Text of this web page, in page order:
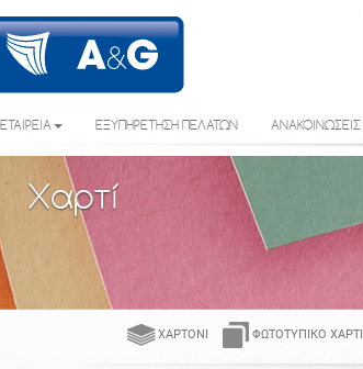
ΕΤΑΙΡΕΙΑ ΕΞΥΠΗΡΕΤΗΣΗ ΠΕΛΑΤΩΝ ΑΝΑΚΟΙΝΩΣΕΙΣ
Χαρτί
ΧΑΡΤΌΝΙ ΦΩΤΟΤΥΠΙΚΌ ΧΑΡΤΊ